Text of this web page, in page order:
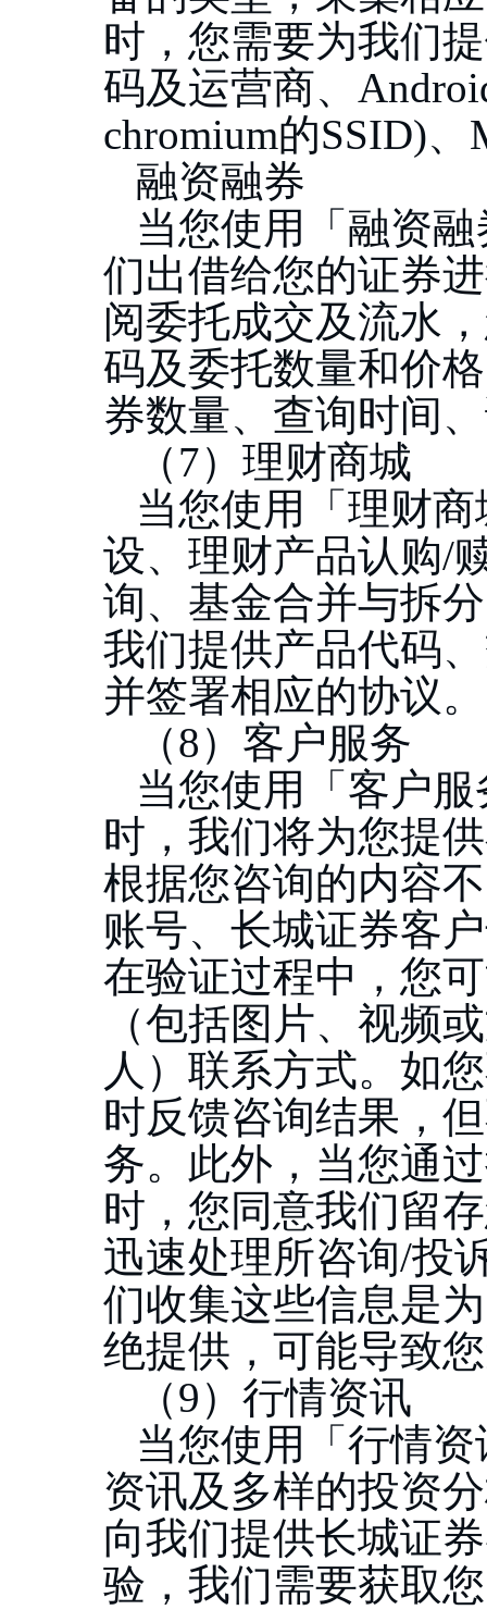
时，您需要为我们
码及运营商、
chromium的SSID)
融资融券
当您使用「融资
们出借给您的证券
阅委托成交及流水
码及委托数量和价
券数量、查询时间
（7）理财商城
当您使用「理财
设、理财产品认购/
询、基金合并与拆
我们提供产品代码
并签署相应的协议。
（8）客户服务
当您使用「客户
时，我们将为您提
根据您咨询的内容
账号、长城证券客
在验证过程中，您
（包括图片、视频
人）联系方式。如
时反馈咨询结果，
务。 此外，当您通
时，您同意我们留
迅速处理所咨询/投
们收集这些信息是
绝提供，可能导致
（9）行情资讯
当您使用「行情
资讯及多样的投资
向我们提供长城证
验，我们需要获取